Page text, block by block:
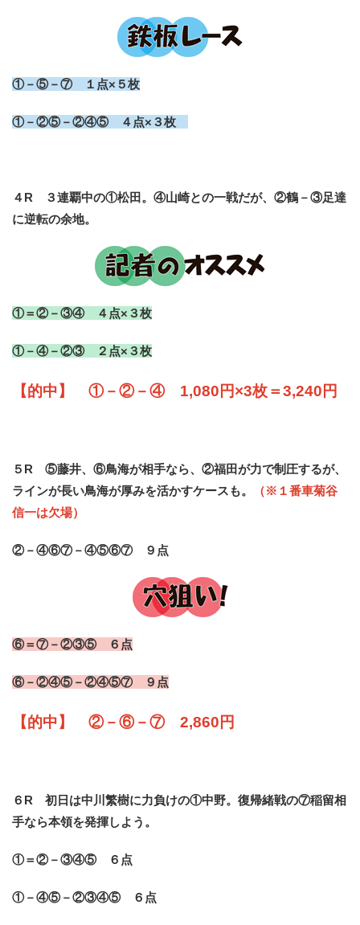
①－⑤－⑦ １点×５枚
①－②⑤－②④⑤ ４点×３枚
４R ３連覇中の①松田。④山崎との一戦だが、②鶴－③足達
に逆転の余地。
①＝②－③④ ４点×３枚
①－④－②③ ２点×３枚
【的中】 ①－②－④ 1,080円×3枚＝3,240円
５R ⑤藤井、⑥鳥海が相手なら、②福田が力で制圧するが、
ラインが長い鳥海が厚みを活かすケースも。
（※１番車菊谷
信一は欠場）
②－④⑥⑦－④⑤⑥⑦ ９点
⑥＝⑦－②③⑤ ６点
⑥－②④⑤－②④⑤⑦ ９点
【的中】 ②－⑥－⑦ 2,860円
６R 初日は中川繁樹に力負けの①中野。復帰緒戦の⑦稲留相
手なら本領を発揮しよう。
①＝②－③④⑤ ６点
①－④⑤－②③④⑤ ６点